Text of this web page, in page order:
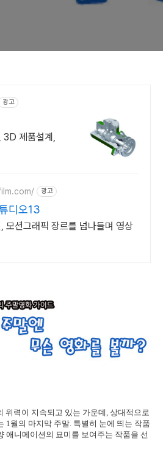
광고
3D 제품설계,
광고
디오13
모션그래픽 장르를 넘나들며 영상
위력이 지속되고 있는 가운데, 상대적으로
1월의 마지막 주말. 특별히 눈에 띄는 작품
애니메이션의 묘미를 보여주는 작품을 선